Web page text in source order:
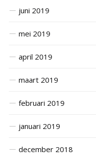
juni 2019
mei 2019
april 2019
maart 2019
februari 2019
januari 2019
december 2018